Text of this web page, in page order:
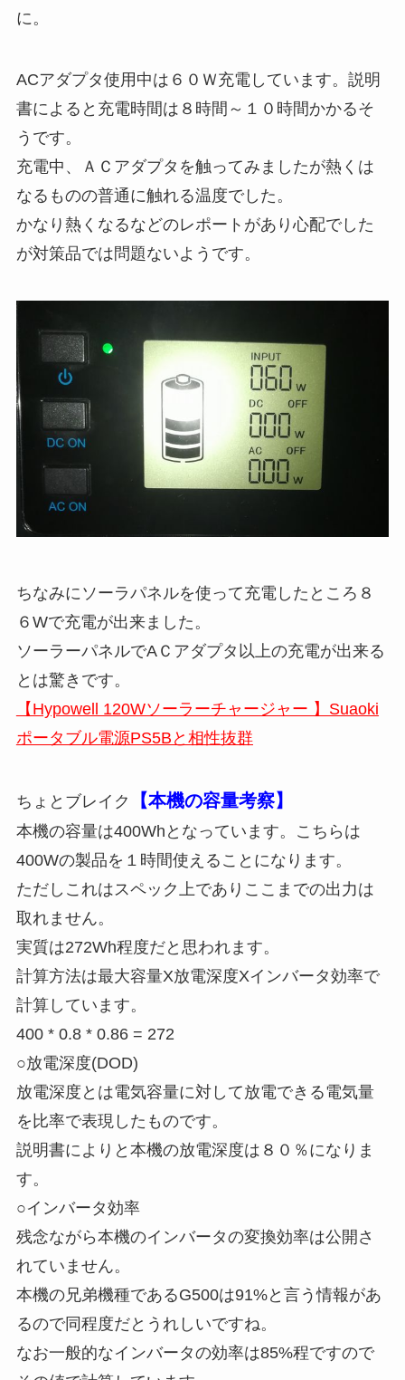
に。
ACアダプタ使用中は６０Ｗ充電しています。説明
書によると充電時間は８時間～１０時間かかるそ
うです。
充電中、ＡＣアダプタを触ってみましたが熱くは
なるものの普通に触れる温度でした。
かなり熱くなるなどのレポートがあり心配でした
が対策品では問題ないようです。
ちなみにソーラパネルを使って充電したところ８
６Wで充電が出来ました。
ソーラーパネルでAＣアダプタ以上の充電が出来る
とは驚きです。
【Hypowell 120Wソーラーチャージャー 】Suaoki
ポータブル電源PS5Bと相性抜群
ちょとブレイク 【本機の容量考察】
本機の容量は400Whとなっています。こちらは
400Wの製品を１時間使えることになります。
ただしこれはスペック上でありここまでの出力は
取れません。
実質は272Wh程度だと思われます。
計算方法は最大容量X放電深度Xインバータ効率で
計算しています。
400 * 0.8 * 0.86 = 272
○放電深度(DOD)
放電深度とは電気容量に対して放電できる電気量
を比率で表現したものです。
説明書によりと本機の放電深度は８０％になりま
す。
○インバータ効率
残念ながら本機のインバータの変換効率は公開さ
れていません。
本機の兄弟機種であるG500は91%と言う情報があ
るので同程度だとうれしいですね。
なお一般的なインバータの効率は85%程ですので